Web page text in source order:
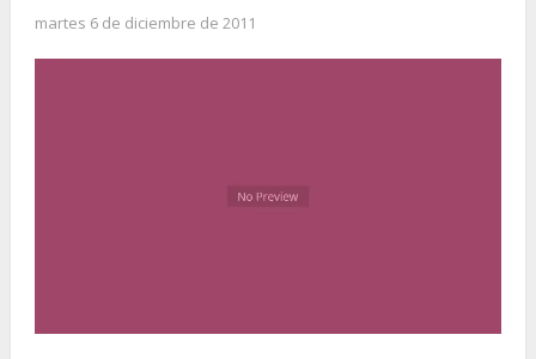
martes 6 de diciembre de 2011